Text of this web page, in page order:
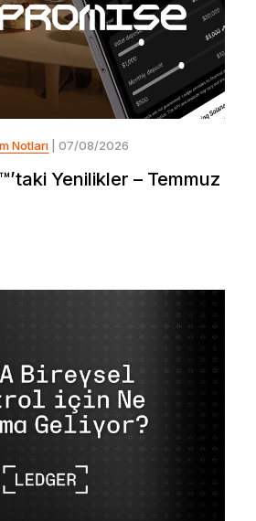
Notları | 07/08/2026
Yenilikler – Temmuz